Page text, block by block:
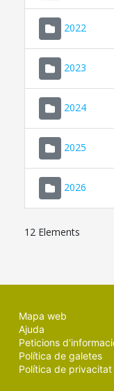
2022
2023
2024
2025
2026
12 Elements
Mapa web
Ajuda
Peticions
Política de galetes
Política de privacitat